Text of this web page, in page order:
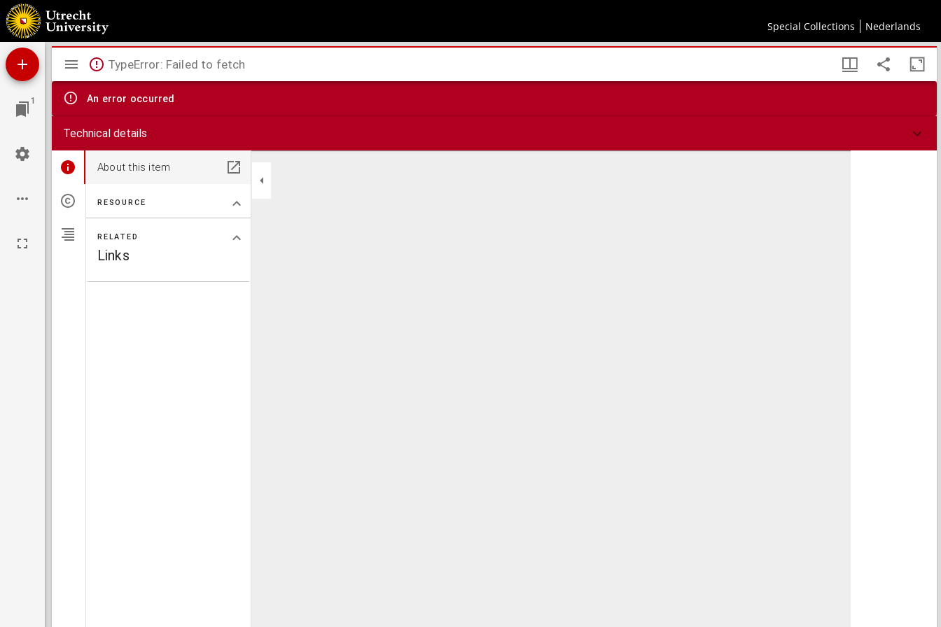
Special Collections Nederlands
Een uittreksel uit de geschiedenis van het huisgezin te Heatherdale
1
Mirador
viewer
TypeError: Failed to fetch
An error occurred
Technical details
About this item
RESOURCE
RELATED
Links